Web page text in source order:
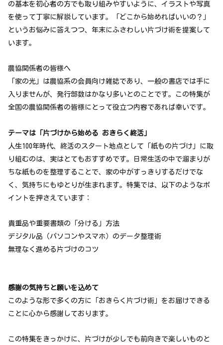
の基本を初心者の方でも取り組みやすいように、イラストや写真
を使って丁寧に解説しています。「どこから始めればいいの？」
というお悩みに答えつつ、年末にふさわしい片づけ術を提案して
います。
農協関係者の皆様へ
「家の光」は農協系の会員向け雑誌であり、一般の書店では手に
入りませんが、発行部数はかなり多いとのことです。この特集が
全国の農協関係者の皆様にとって役立つ内容であれば幸いです。
テーマは「片づけから始める おきらく終活」
人生100年時代、終活のスタート地点として「紙もの片づけ」に取
り組むのは、実はとてもおすすめです。日常生活の中で溜まりが
ちな紙ものを整理することで、家の中がすっきりするだけでな
く、気持ちにもゆとりが生まれます。特集では、以下のようなポ
イントを押さえています：
貴重品や重要書類の「分ける」方法
デジタル品（パソコンやスマホ）のデータ整理術
無理なく進める片づけのコツ
感謝の気持ちと願いを込めて
このような形で多くの方に「おきらく片づけ術」をお届けできる
ことに心から感謝しております。
この特集をきっかけに、片づけが少しでも前向きで楽しいものと